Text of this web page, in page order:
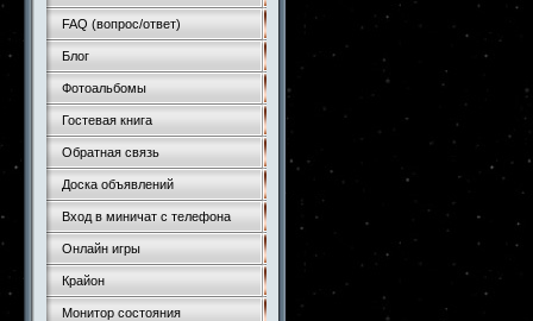
FAQ (вопрос/ответ)
Блог
Фотоальбомы
Гостевая книга
Обратная связь
Доска объявлений
Вход в миничат с телефона
Онлайн игры
Крайон
Монитор состояния